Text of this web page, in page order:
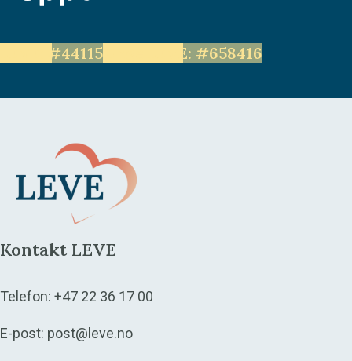
LEVE: #44115 Unge LEVE: #658416
Kontakt LEVE
Telefon: +47 22 36 17 00
E-post: post@leve.no